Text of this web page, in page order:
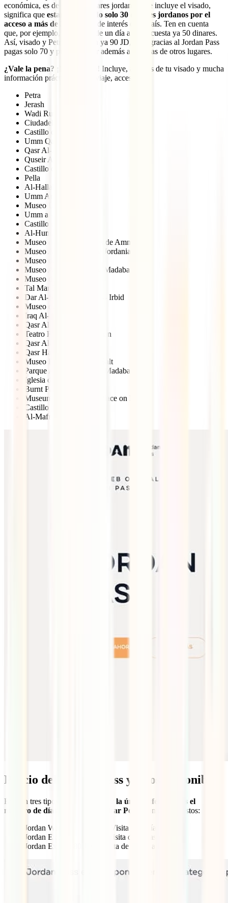
económica, es de solo 70 dinares jordanos y te incluye el visado,
significa que estarás pagando solo 30 dinares jordanos por el
acceso a más de 30 lugares
de interés en el país. Ten en cuenta
que, por ejemplo, la entrada de un día a Petra cuesta ya 50 dinares.
Así, visado y Petra te cuestan ya 90 JD, pero gracias al Jordan Pass
pagas solo 70 y puedes entrar además a decenas de otros lugares.
¿Vale la pena? ¡Muchísimo!
Incluye, además de tu visado y mucha
información práctica para el viaje, acceso a:
Petra
Jerash
Wadi Rum
Ciudadela de Ammán
Castillo de Ajloun
Umm Qays
Qasr Al-Azraq
Quseir Amra
Castillo de Karak
Pella
Al-Hallabat
Umm Ar-Rasas
Museo Umm Qays
Umm al-Jimmal
Castillo de Shobak
Al-Humaimah
Museo de las tradiciones de Amman
Museo Arqueológico de Jordania
Museo de Aqaba
Museo Arqueológico de Madaba
Museo de As-Salt
Tal Mar Elias
Dar Al-Saraya Museum – Irbid
Museo de Karak
Iraq Al-Amir
Qasr Al-harranah
Teatro Romano de Amman
Qasr Al-Mushatta
Qasr Hammam Al-Sarh
Museo Histórico de As-Salt
Parque Arqueológico de Madaba
Iglesia de los Apóstoles
Burnt Palace – Madaba
Museum at the Lowest Place on Earth
Castillo de Aqaba
Al-Mafraq
Precio del Jordan Pass y tipos disponibles
Existen tres tipos de Jordan Pass y la única diferencia es el
número de días que puedes visitar Petra
con él. Son estos:
Jordan Wanderer: 70 JD – Visita de 1 día a Petra
Jordan Explorer: 75 JD – Visita de 2 días a Petra
Jordan Expert: 80 JD – Visita de 3 días a Petra